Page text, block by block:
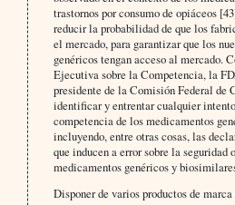
trastornos por consumo de opiáceos
reducir la probabilidad de que los
el mercado, para garantizar que los
genéricos tengan acceso al mercado.
Ejecutiva sobre la Competencia, la
presidente de la Comisión Federal de
identificar y entrentar cualquier
competencia de los medicamentos
incluyendo, entre otras cosas, las
que inducen a error sobre la seguridad
medicamentos genéricos y
Disponer de varios productos de